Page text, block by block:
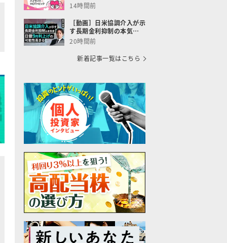
14時間前
［動画］日米協調介入が示
す長期金利抑制の本気…
20時間前
新着記事一覧はこちら